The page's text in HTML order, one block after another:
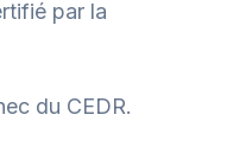
par la
du CEDR.